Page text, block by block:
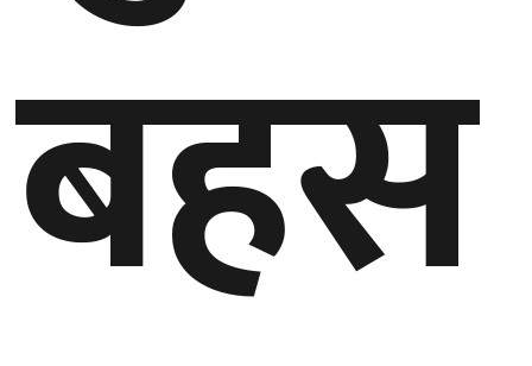
विचार
मनाेरञ्जन
खेलकुद
बहस